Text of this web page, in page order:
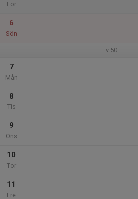
Lör
6
Sön
v.50
7
Mån
8
Tis
9
Ons
10
Tor
11
Fre